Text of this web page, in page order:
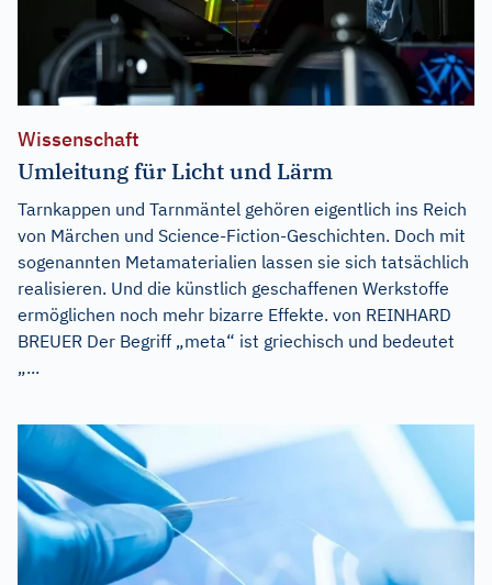
Wissenschaft
Umleitung für Licht und Lärm
Tarnkappen und Tarnmäntel gehören eigentlich ins Reich
von Märchen und Science-Fiction-Geschichten. Doch mit
sogenannten Metamaterialien lassen sie sich tatsächlich
realisieren. Und die künstlich geschaffenen Werkstoffe
ermöglichen noch mehr bizarre Effekte. von REINHARD
BREUER Der Begriff „meta“ ist griechisch und bedeutet
„...